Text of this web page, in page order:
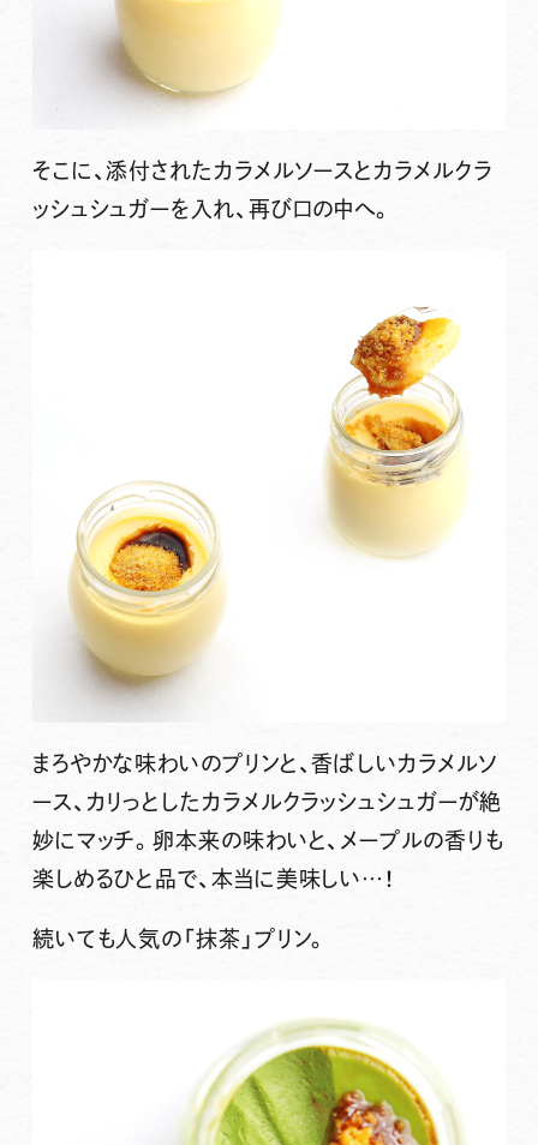
そこに、添付されたカラメルソースとカラメルクラ
ッシュシュガーを入れ、再び口の中へ。
まろやかな味わいのプリンと、香ばしいカラメルソ
ース、カリっとしたカラメルクラッシュシュガーが絶
妙にマッチ。卵本来の味わいと、メープルの香りも
楽しめるひと品で、本当に美味しい…！
続いても人気の 「抹茶」 プリン。